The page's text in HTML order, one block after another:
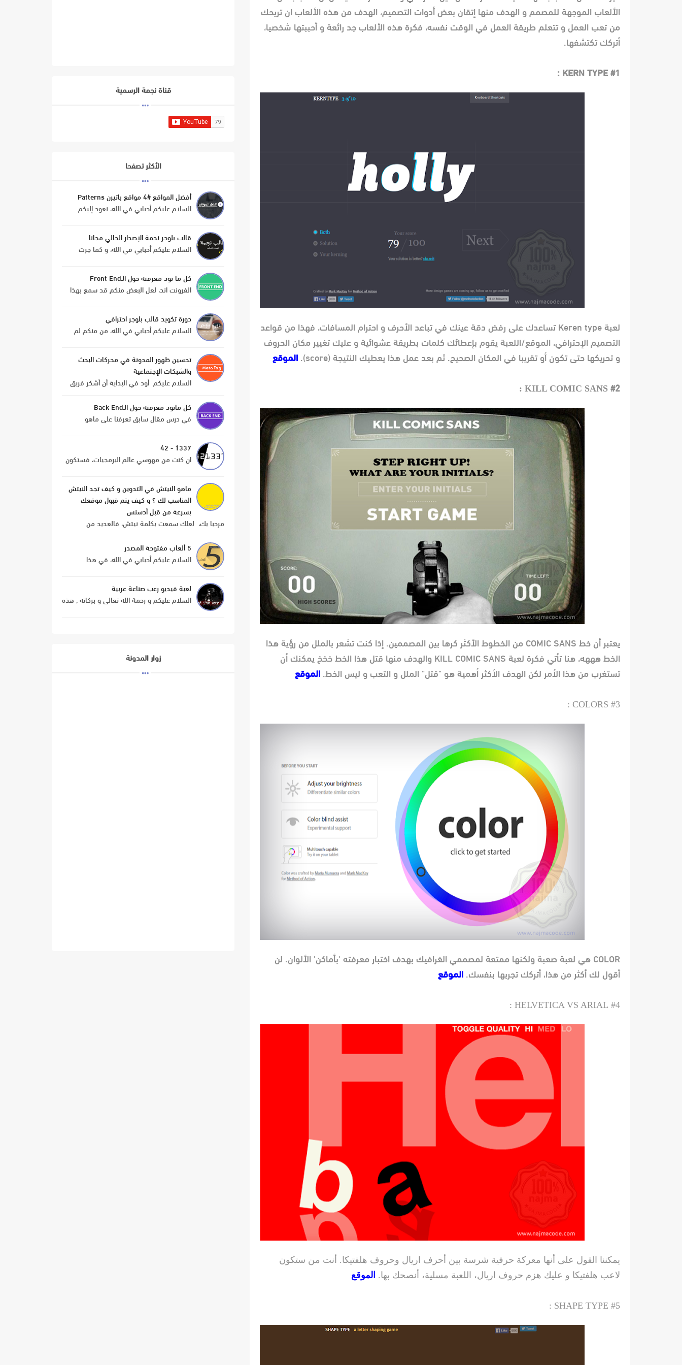
الألعاب الموجهة للمصمم و الهدف منها إتقان بعض أدوات التصميم، الهدف من هذه الألعاب ان تريحك
من تعب العمل و تتعلم طريقة العمل في الوقت نفسه، فكرة هذه الألعاب جد رائعة و أحببتها شخصيا،
أتركك تكتشفها.
#1
KERN TYPE :
لعبة Keren type تساعدك على رفض دقة عينك في تباعد الأحرف و احترام المسافات، فهذا من قواعد
التصميم الإحترافي، الموقع/اللعبة يقوم بإعطائك كلمات بطريقة عشوائية و عليك تغيير مكان الحروف
و تحريكها حتى تكون أو تقريبا في المكان الصحيح. ثم بعد عمل هذا يعطيك النتيجة (score).
الموقع
#2
KILL COMIC SANS :
يعتبر أن خط COMIC SANS من الخطوط الأكثر كرها بين المصممين. إذا كنت تشعر بالملل من رؤية هذا
الخط هههه، هنا تأتي فكرة لعبة KILL COMIC SANS والهدف منها قتل هذا الخط خخخ يمكنك أن
تستغرب من هذا الأمر لكن الهدف الأكثر أهمية هو "قتل" الملل و التعب و ليس الخط. الموقع
#3
COLORS :
COLOR هي لعبة صعبة ولكنها ممتعة لمصممي الغرافيك بهدف اختبار معرفته 'بأماكن' الألوان. لن
أقول لك أكثر من هذا، أتركك تجربها بنفسك. الموقع
#4
HELVETICA VS ARIAL :
يمكننا القول على أ نها معركة حرفية شرسة بين أحرف اريال وحروف هلفتيكا. أنت من ستكون
لاعب هلفتيكا و عليك هزم حروف اريال، اللعبة مسلية، أنصحك بها. الموقع
#5
SHAPE TYPE :
قناة نجمة الرسمية
الأكثر تصفحا
أفضل المواقع #4 مواقع باتيرن Patterns
السلام عليكم أحبابي في الله، نعود إليكم
تهم المبرم...
قالب بلوجر نجمة الإصدار الحالي مجانا
السلام عليكم أحبابي في الله، و كما جرت
للمدونة مجانا و...
كل ما تود معرفته حول الـFront End
الفرونت اند، لعل البعض منكم قد سمع بهذا
بناء مواقع الأن...
دورة تكويد قالب بلوجر احترافي
السلام عليكم أحبابي في الله، من منكم لم
ذالك، و ...
تحسين ظهور المدونة في محركات البحث
والشبكات الإجتماعية
السلام عليكم أود في البداية أن أشكر فريق
الموقع ؛ وبهدف تحسين جودة المظهر
والمحتوى في البلوج...
كل ماتود معرفته حول الـBack End
في درس مقال سابق تعرفنا على ماهو
1337 - 42
ان كنت من مهوسي عالم البرمجيات، فستكون
نيل مؤسس شركة الإتصالات ف...
ماهو النيتش في التدوين و كيف تجد النيتش
المناسب لك ؟ و كيف يتم قبول موقعك
بسرعة من قبل أدسنس
مرحبا بك، لعلك سمعت بكلمة نيتش، فالعديد من
كالريسكين، التجارة الإلكترونية و غيرها. ف...
5 ألعاب مفتوحة المصدر
السلام عليكم أحبابي في الله، في هذا
الويب مباشرة، و من ...
لعبة فيديو رعب صناعة عربية
السلام عليكم و رحمة الله تعالى و بركاته , هذه
زوار المدونة